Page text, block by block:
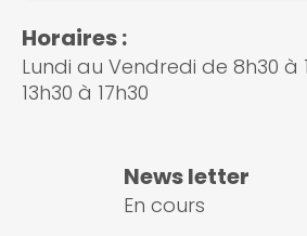
Horaires :
Lundi au Vendredi de 8h30 à
13h30 à 17h30
News letter
En cours